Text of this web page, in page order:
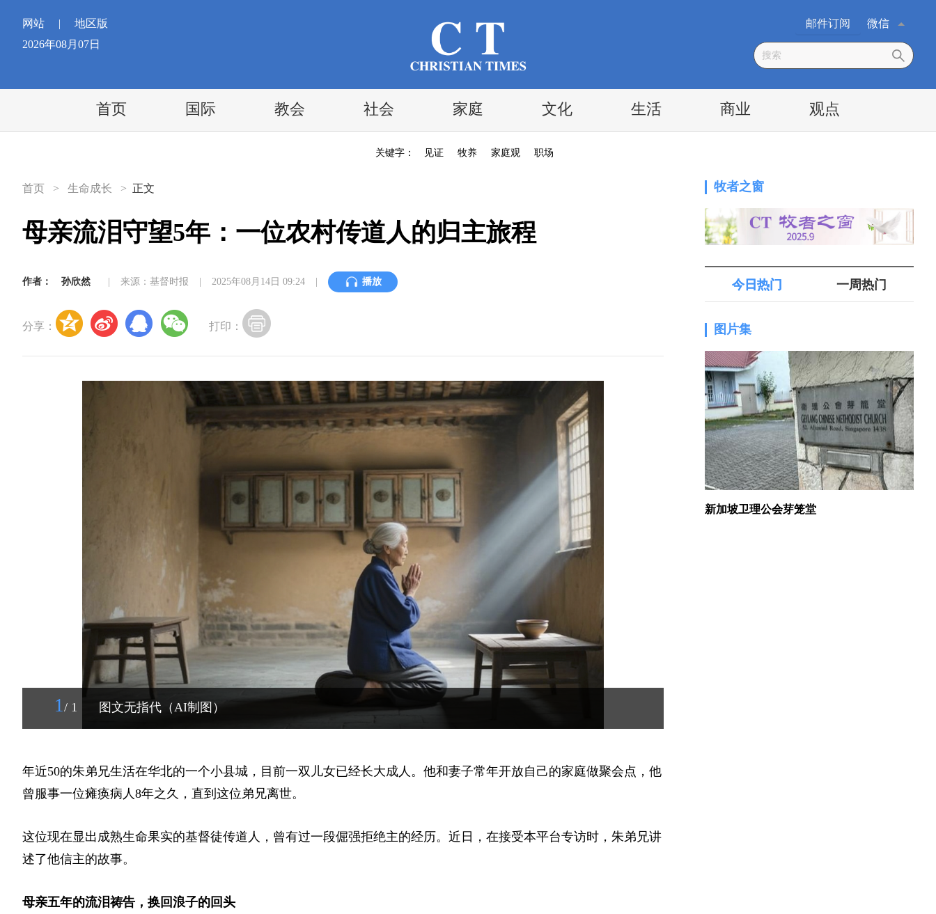
网站 |
地区版
2026年08月07日
微信
邮件订阅
首页 国际 教会 社会 家庭 文化 生活 商业 观点
关键字： 见证 牧养 家庭观 职场
首页 > 生命成长 > 正文
母亲流泪守望5年：一位农村传道人的归主旅程
作者： 孙欣然 来源：基督时报 2025年08月14日 09:24 播放
分享： 打印：
1 / 1 图文无指代（AI制图）
年近50的朱弟兄生活在华北的一个小县城，目前一双儿女已经长大成人。他和妻子常年开放自己的家庭做聚会点，他
曾服事一位瘫痪病人8年之久，直到这位弟兄离世。
这位现在显出成熟生命果实的基督徒传道人，曾有过一段倔强拒绝主的经历。近日，在接受本平台专访时，朱弟兄讲
述了他信主的故事。
母亲五年的流泪祷告，换回浪子的回头
牧者之窗
今日热门 一周热门
图片集
新加坡卫理公会芽笼堂